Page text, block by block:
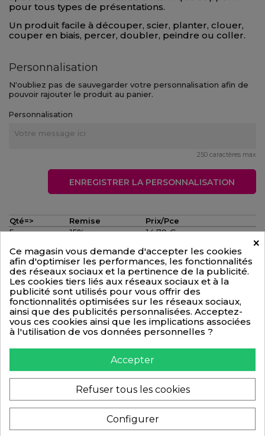
pour tous types de présentations.
Un produit facile à découper, scier, planter, clouer,
couper en biais, percer, doubler, peindre ou coller.
Personnalisation
N'oubliez pas de sauvegarder votre personnalisation afin de
pouvoir rajouter le produit au panier.
Personnalisation
250 caractères max
ENREGISTRER LA PERSONNALISATION
Qté=> Remise Prix/Pce
5 15% 14,79 €(TTC)
10 25% 13,05 €(TTC)
10,88 €(HT)
Quantité
 +PANIER
Description
Détails du produit
×
Ce magasin vous demande d'accepter les cookies
afin d'optimiser les performances, les fonctionnalités
des réseaux sociaux et la pertinence de la publicité.
Les cookies tiers liés aux réseaux sociaux et à la
publicité sont utilisés pour vous offrir des
fonctionnalités optimisées sur les réseaux sociaux,
ainsi que des publicités personnalisées. Acceptez-
vous ces cookies ainsi que les implications associées
à l'utilisation de vos données personnelles ?
Accepter
Refuser tous les cookies
Configurer